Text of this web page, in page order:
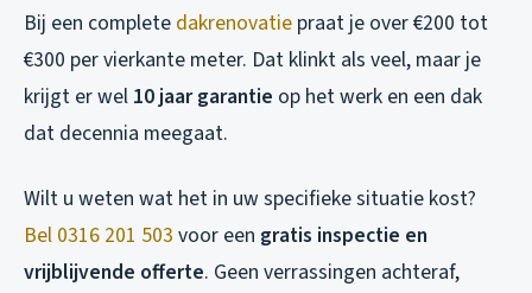
Bij een complete dakrenovatie praat je over €200 tot
€300 per vierkante meter. Dat klinkt als veel, maar je
krijgt er wel 10 jaar garantie op het werk en een dak
dat decennia meegaat.
Wilt u weten wat het in uw specifieke situatie kost?
Bel 0316 201 503 voor een gratis inspectie en
vrijblijvende offerte. Geen verrassingen achteraf,